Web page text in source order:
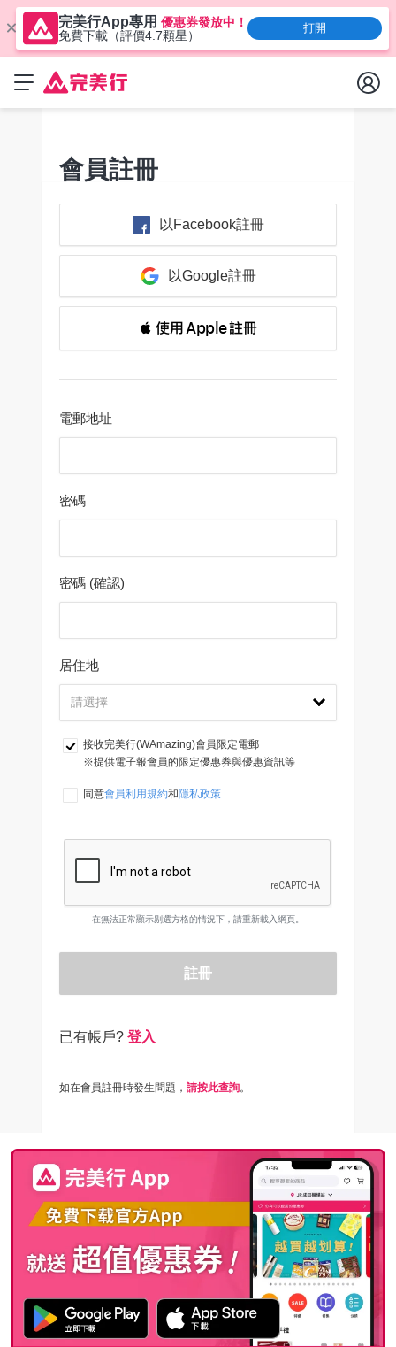
完美行App專用 優惠券發放中！
免費下載（評價4.7顆星）
打開
會員註冊
以Facebook註冊
以Google註冊
 使用 Apple 註冊
電郵地址
密碼
密碼 (確認)
居住地
接收完美行(WAmazing)會員限定電郵
※提供電子報會員的限定優惠券與優惠資訊等
同意會員利用規約和隱私政策.
在無法正常顯示剔選方格的情況下，請重新載入網頁。
註冊
已有帳戶? 登入
如在會員註冊時發生問題， 請按此查詢。